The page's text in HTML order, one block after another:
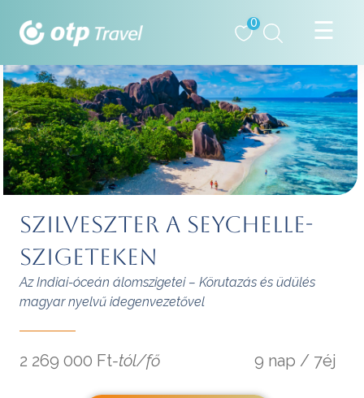
0
SZILVESZTER A SEYCHELLE-
SZIGETEKEN
Az Indiai-óceán álomszigetei – Körutazás és üdülés
magyar nyelvű idegenvezetővel
2 269 000 Ft-tól/fő 9 nap / 7éj